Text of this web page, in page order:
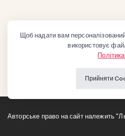
Авторське право на сайт належить
Щоб надати вам
використовує
Політика
Прийняти